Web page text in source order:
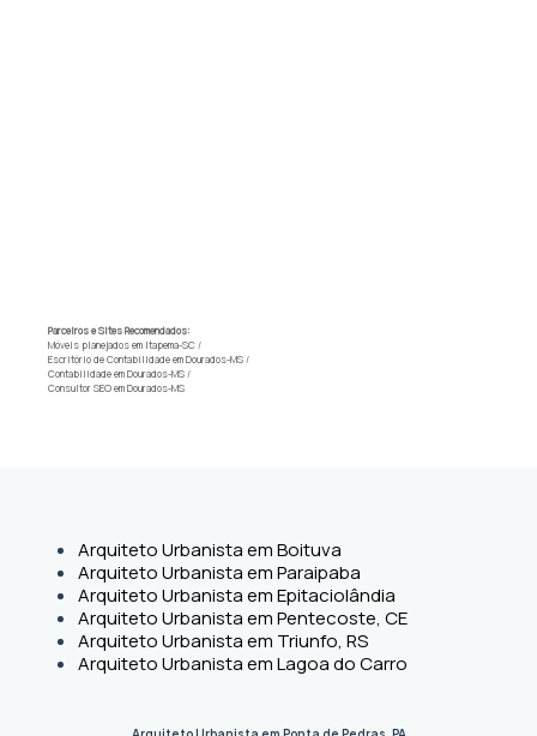
Parceiros e Sites Recomendados:
Móveis planejados em Itapema-SC /
Escritório de Contabilidade em Dourados-MS /
Contabilidade em Dourados-MS /
Consultor SEO em Dourados-MS
Arquiteto Urbanista em Boituva
Arquiteto Urbanista em Paraipaba
Arquiteto Urbanista em Epitaciolândia
Arquiteto Urbanista em Pentecoste, CE
Arquiteto Urbanista em Triunfo, RS
Arquiteto Urbanista em Lagoa do Carro
Arquiteto Urbanista em Ponta de Pedras, PA